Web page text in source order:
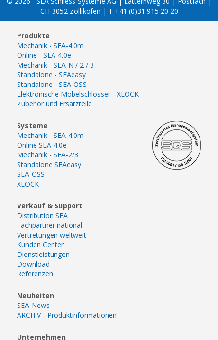
CH-3052 Zollikofen | T +41 (0)31 915 20 20
Produkte
Mechanik - SEA-4.0m
Online - SEA-4.0e
Mechanik - SEA-N / 2 / 3
Standalone - SEAeasy
Standalone - SEA-OSS
Elektronische Möbelschlösser - XLOCK
Zubehör und Ersatzteile
Systeme
Mechanik - SEA-4.0m
Online SEA-4.0e
Mechanik - SEA-2/3
Standalone SEAeasy
SEA-OSS
XLOCK
Verkauf & Support
Distribution SEA
Fachpartner national
Vertretungen weltweit
Kunden Center
Dienstleistungen
Download
Referenzen
Neuheiten
SEA-News
ARCHIV - Produktinformationen
Unternehmen